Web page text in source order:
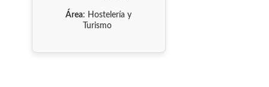
Área: Hostelería y
Turismo